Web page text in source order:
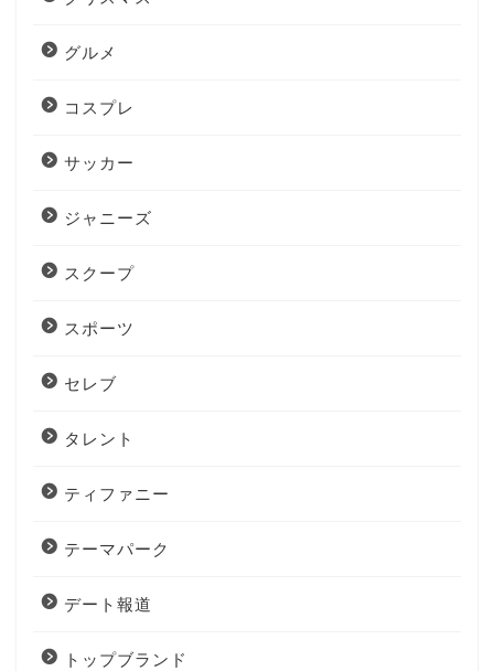
グルメ
コスプレ
サッカー
ジャニーズ
スクープ
スポーツ
セレブ
タレント
ティファニー
テーマパーク
デート報道
トップブランド